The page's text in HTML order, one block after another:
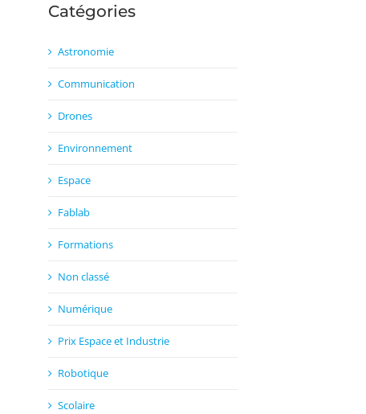
Catégories
Astronomie
Communication
Drones
Environnement
Espace
Fablab
Formations
Non classé
Numérique
Prix Espace et Industrie
Robotique
Scolaire